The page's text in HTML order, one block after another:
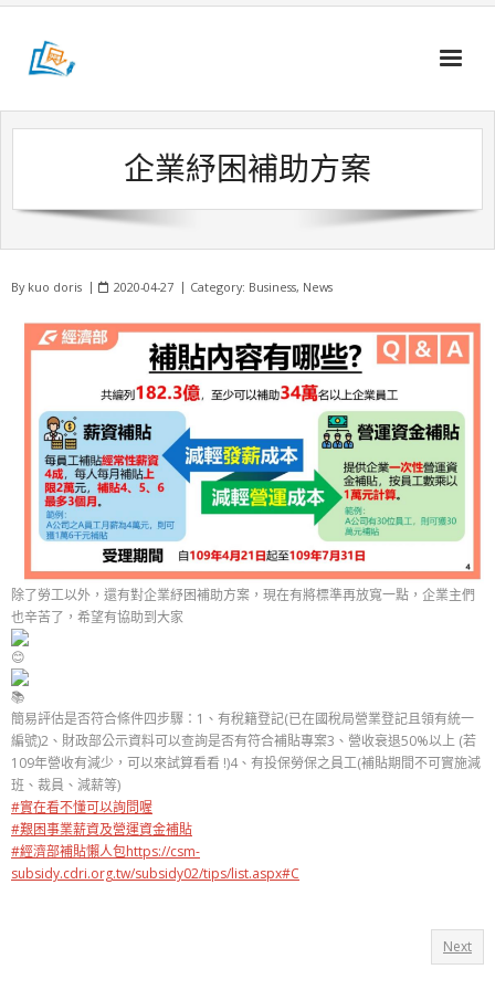
Skip
content
企業紓困補助方案
By kuo doris 2020-04-27 Category: Business, News
除了勞工以外，還有對企業紓困補助方案，現在有將標準再放寬一點，企業主們
也辛苦了，希望有協助到大家
簡易評估是否符合條件四步驟：1、有稅籍登記(已在國稅局營業登記且領有統一
編號)2、財政部公示資料可以查詢是否有符合補貼專案3、營收衰退50%以上 (若
109年營收有減少，可以來試算看看 !)4、有投保勞保之員工(補貼期間不可實施減
班、裁員、減薪等)
#實在看不懂可以詢問喔
#艱困事業薪資及營運資金補貼
#經濟部補貼懶人包https://csm-
subsidy.cdri.org.tw/subsidy02/tips/list.aspx#C
Next